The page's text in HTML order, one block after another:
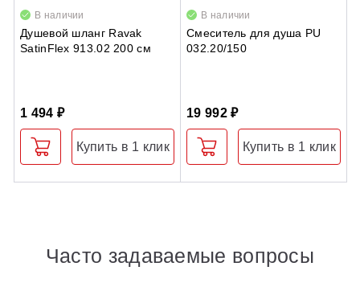
В наличии
Душевой шланг Ravak
SatinFlex 913.02 200 см
1 494 ₽
Купить в 1 клик
В наличии
Смеситель для душа PU
032.20/150
19 992 ₽
Купить в 1 клик
Часто задаваемые вопросы